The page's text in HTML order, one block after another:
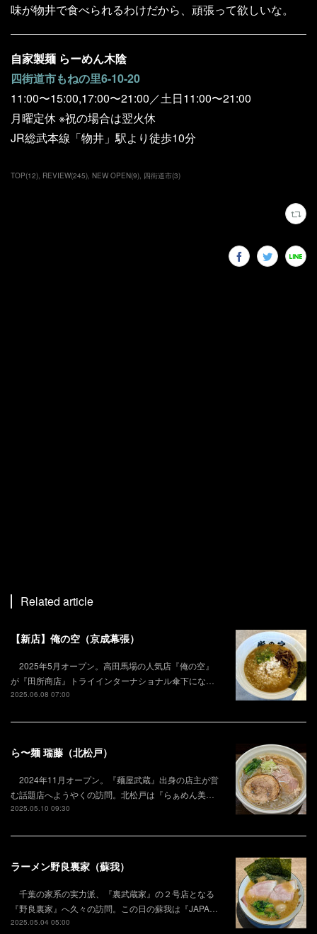
味が物井で食べられるわけだから、頑張って欲しいな。
自家製麺 らーめん木陰
四街道市もねの里6-10-20
11:00〜15:00,17:00〜21:00／土日11:00〜21:00
月曜定休 ※祝の場合は翌火休
JR総武本線「物井」駅より徒歩10分
TOP(12) REVIEW(245) NEW OPEN(9) 四街道市(3)
Related article
【新店】俺の空（京成幕張）
2025年5月オープン。高田馬場の人気店『俺の空』
が『田所商店』トライインターナショナル傘下にな…
2025.06.08 07:00
ら〜麺 瑞藤（北松戸）
2024年11月オープン。『麺屋武蔵』出身の店主が営
む話題店へようやくの訪問。北松戸は『らぁめん美…
2025.05.10 09:30
ラーメン野良裏家（蘇我）
千葉の家系の実力派、『裏武蔵家』の２号店となる
『野良裏家』へ久々の訪問。この日の蘇我は『JAPA…
2025.05.04 05:00